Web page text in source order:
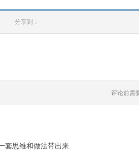
分享到：
评论前需
套思维和做法带出来